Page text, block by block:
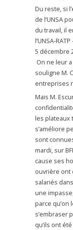
Du reste, si
de l’UNSA
du travail, il
l’UNSA-
5 décembre
On ne leur
souligne M.
entreprises
Mais M.
les plateaux
s’améliore
sont
mardi, sur
cause ses
ouvrière ont
salariés
une
parce qu’on
s’embraser
qu’ils ont